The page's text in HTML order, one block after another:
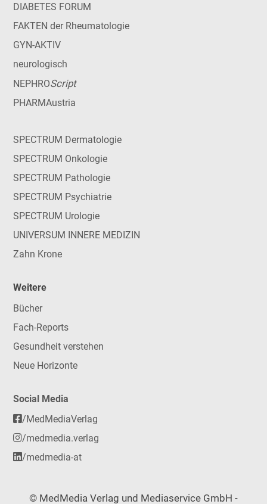
DIABETES FORUM
FAKTEN der Rheumatologie
GYN-AKTIV
neurologisch
NEPHROScript
PHARMAustria
SPECTRUM Dermatologie
SPECTRUM Onkologie
SPECTRUM Pathologie
SPECTRUM Psychiatrie
SPECTRUM Urologie
UNIVERSUM INNERE MEDIZIN
Zahn Krone
Weitere
Bücher
Fach-Reports
Gesundheit verstehen
Neue Horizonte
Social Media
/MedMediaVerlag
/medmedia.verlag
/medmedia-at
© MedMedia Verlag und Mediaservice GmbH -